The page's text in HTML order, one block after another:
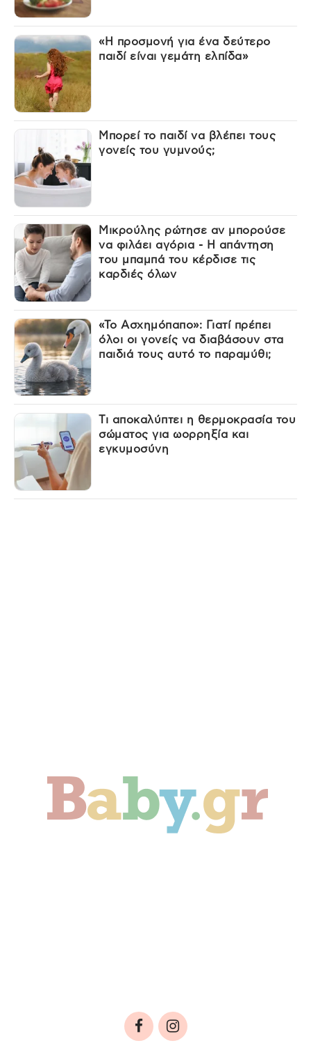
«Η προσμονή για ένα δεύτερο
παιδί είναι γεμάτη ελπίδα»
Μπορεί το παιδί να βλέπει τους
γονείς του γυμνούς;
Μικρούλης ρώτησε αν μπορούσε
να φιλάει αγόρια - Η απάντηση
του μπαμπά του κέρδισε τις
καρδιές όλων
«Το Ασχημόπαπο»: Γιατί πρέπει
όλοι οι γονείς να διαβάσουν στα
παιδιά τους αυτό το παραμύθι;
Τι αποκαλύπτει η θερμοκρασία του
σώματος για ωορρηξία και
εγκυμοσύνη